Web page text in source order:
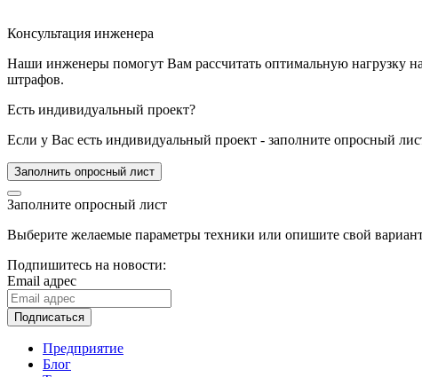
Консультация инженера
Наши инженеры помогут Вам рассчитать оптимальную нагрузку
штрафов.
Есть индивидуальный проект?
Если у Вас есть индивидуальный проект - заполните опросный
Заполнить опросный лист
Заполните опросный лист
Выберите желаемые параметры техники или опишите свой
Подпишитесь на новости:
Email адрес
Подписаться
Предприятие
Блог